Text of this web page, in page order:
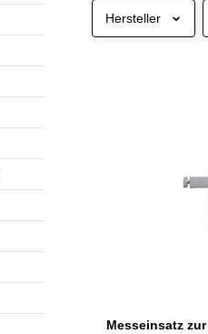
Hersteller